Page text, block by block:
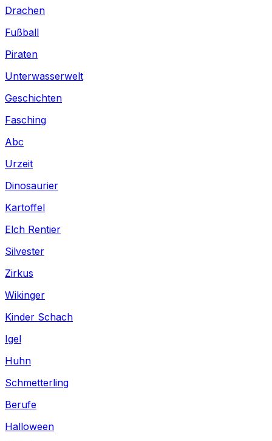
Drachen
Fußball
Piraten
Unterwasserwelt
Geschichten
Fasching
Abc
Urzeit
Dinosaurier
Kartoffel
Elch Rentier
Silvester
Zirkus
Wikinger
Kinder Schach
Igel
Huhn
Schmetterling
Berufe
Halloween